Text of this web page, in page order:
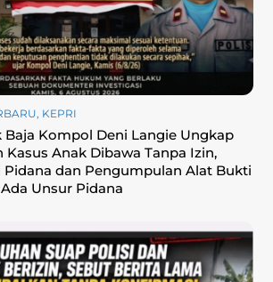
, KEPRI
Baja Kompol Deni Langie Ungkap
Kasus Anak Dibawa Tanpa Izin,
Pidana dan Pengumpulan Alat Bukti
Unsur Pidana